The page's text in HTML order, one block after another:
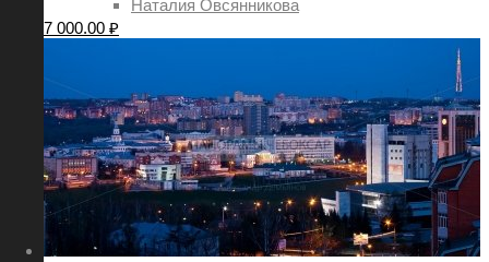
Наталия Овсянникова
Руслан Акимов
Сергей Петров
Татьяна Шоглева
7 000.00 ₽